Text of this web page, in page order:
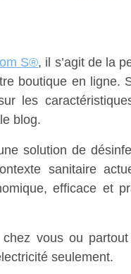
S®, il s’agit de la
boutique en ligne.
les
blog.
solution de
sanitaire
efficace et
vous ou
seulement.